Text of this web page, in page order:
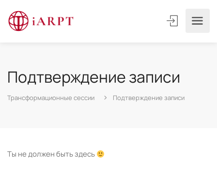
Подтверждение записи
Трансформационные сессии Подтверждение записи
Ты не должен быть здесь